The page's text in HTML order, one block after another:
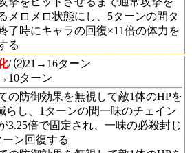
メロメロ状態にし、5ターンの間タ
了時にキャラの回復×11倍の体力を
る
/ ⑵21→16ターン
ターン
の防御効果を無視して敵1体のHPを
らし、1ターンの間一味のチェイン
3.25倍で固定され、一味の必殺封じ
ーン回復する